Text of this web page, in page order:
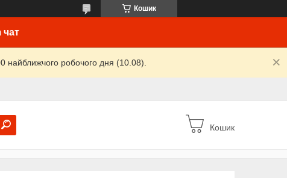
Кошик
чат
найближчого робочого дня (10.08).
Кошик